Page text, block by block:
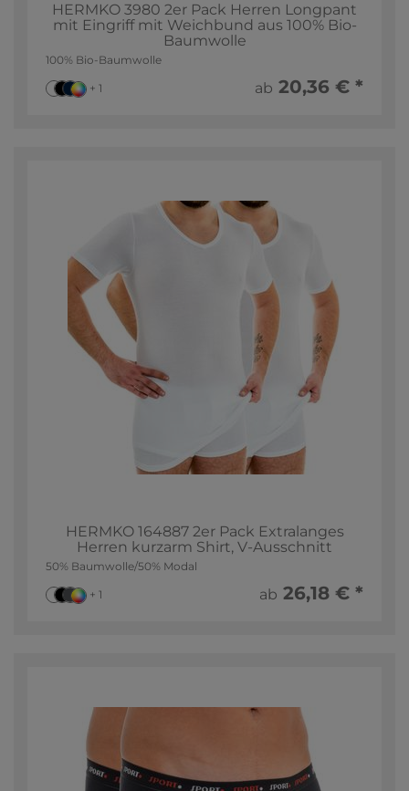
HERMKO 3980 2er Pack Herren Longpant
mit Eingriff mit Weichbund aus 100% Bio-
Baumwolle
100% Bio-Baumwolle
+ 1 ab 20,36 € *
HERMKO 164887 2er Pack Extralanges
Herren kurzarm Shirt, V-Ausschnitt
50% Baumwolle/50% Modal
+ 1 ab 26,18 € *